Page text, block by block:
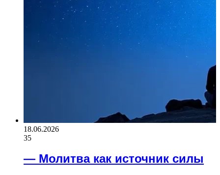
18.06.2026
35
— Молитва как источник силы